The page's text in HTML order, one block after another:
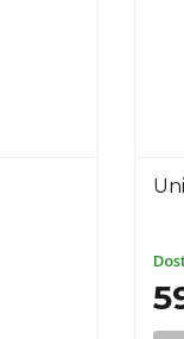
Univerzální